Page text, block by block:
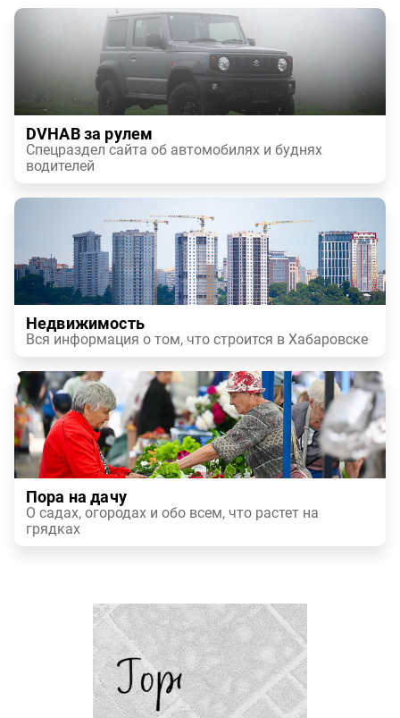
DVHAB за рулем
Спецраздел сайта об автомобилях и буднях
водителей
Недвижимость
Вся информация о том, что строится в Хабаровске
Пора на дачу
О садах, огородах и обо всем, что растет на
грядках